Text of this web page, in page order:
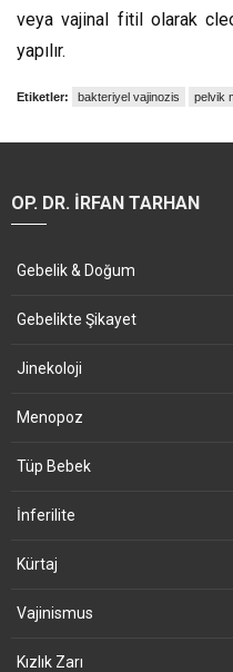
veya vajinal fitil olarak
yapılır.
Etiketler: bakteriyel vajinozis pelvik
OP. DR. İRFAN TARHAN
Gebelik & Doğum
Gebelikte Şikayet
Jinekoloji
Menopoz
Tüp Bebek
İnferilite
Kürtaj
Vajinismus
Kızlık Zarı